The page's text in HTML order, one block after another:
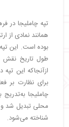
تپه چاملیجا در
همانند نمادی از
بوده است. این
طول تاریخ نقش
ازآنجاکه این
برای نظارت بر
چاملیجا
محلی تبدیل شد و
شناخته می‌شود.